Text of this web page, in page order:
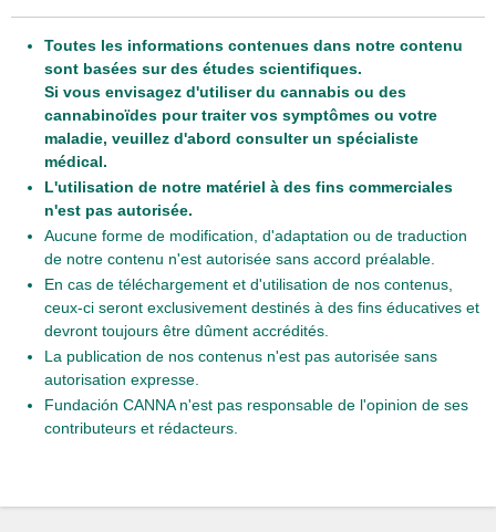
Toutes les informations contenues dans notre contenu
sont basées sur des études scientifiques.
Si vous envisagez d'utiliser du cannabis ou des
cannabinoïdes pour traiter vos symptômes ou votre
maladie, veuillez d'abord consulter un spécialiste
médical.
L'utilisation de notre matériel à des fins commerciales
n'est pas autorisée.
Aucune forme de modification, d'adaptation ou de traduction
de notre contenu n'est autorisée sans accord préalable.
En cas de téléchargement et d'utilisation de nos contenus,
ceux-ci seront exclusivement destinés à des fins éducatives et
devront toujours être dûment accrédités.
La publication de nos contenus n'est pas autorisée sans
autorisation expresse.
Fundación CANNA n'est pas responsable de l'opinion de ses
contributeurs et rédacteurs.